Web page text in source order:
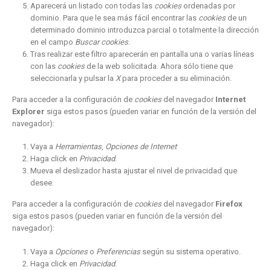
Aparecerá un listado con todas las cookiesordenadas por
dominio. Para que le sea más fácil encontrar las cookiesde un
determinado dominio introduzca parcial o totalmente la dirección
en el campo Buscar cookies.
Tras realizar este filtro aparecerán en pantalla una o varias líneas
con las cookiesde la web solicitada. Ahora sólo tiene que
seleccionarla y pulsar la Xpara proceder a su eliminación.
Para acceder a la configuración de cookiesdel navegador Internet
Explorer siga estos pasos (pueden variar en función de la versión del
navegador):
Vaya a Herramientas, Opciones de Internet
Haga click en Privacidad.
Mueva el deslizador hasta ajustar el nivel de privacidad que
desee.
Para acceder a la configuración de cookiesdel navegador Firefox
siga estos pasos (pueden variar en función de la versión del
navegador):
Vaya a Opcioneso Preferenciassegún su sistema operativo.
Haga click en Privacidad.